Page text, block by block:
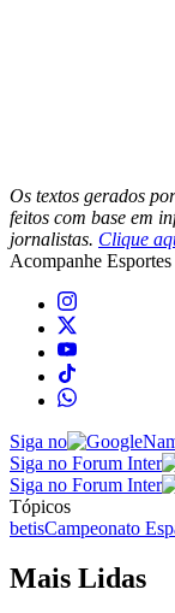
Os textos gerados
feitos com base em
jornalistas. Clique
Acompanhe Esportes
Siga no
Siga no Forum Inter
Siga no Forum Inter
Tópicos
betisCampeonato
Mais Lidas